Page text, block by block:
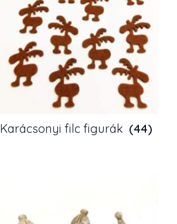
Karácsonyi filc figurák (44)